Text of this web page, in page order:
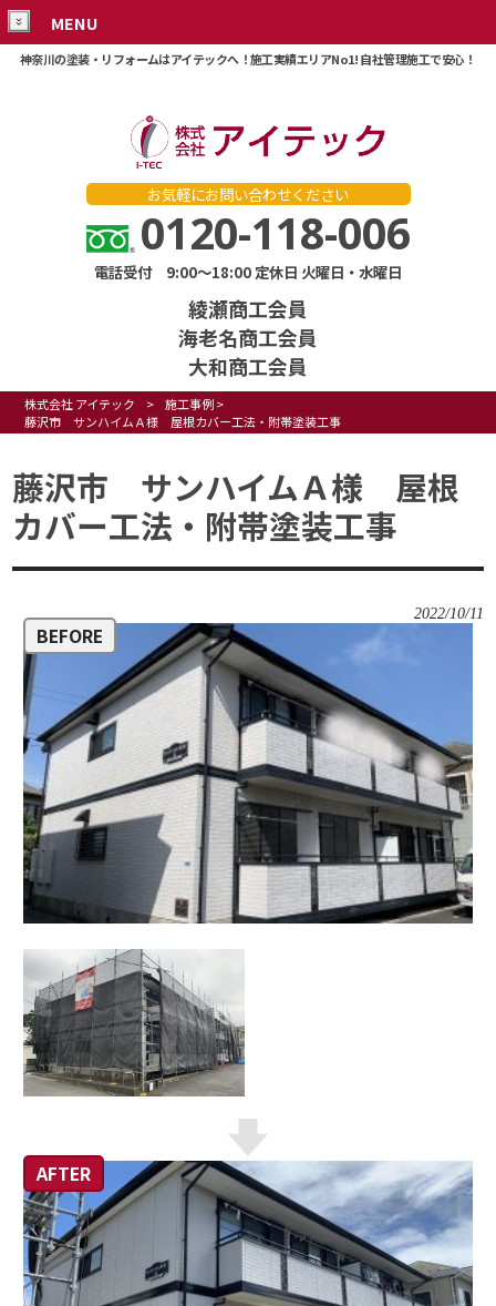
神奈川の塗装・リフォームはアイテックへ！施工実績エリアNo1! 自社管理施工で安心！
お気軽にお問い合わせください
0120-118-006
電話受付 9:00～18:00 定休日 火曜日・水曜日
綾瀬商工会員
海老名商工会員
大和商工会員
MENU
株式会社 アイテック > 施工事例>
藤沢市 サンハイムＡ様 屋根カバー工法・附帯塗装工事
藤沢市 サンハイムＡ様 屋根
カバー工法・附帯塗装工事
2022/10/11